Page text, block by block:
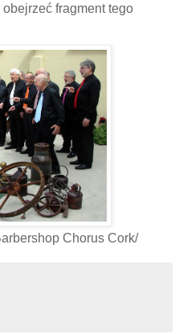
fragment tego
Chorus Cork/